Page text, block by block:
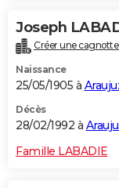
Joseph
Créer une
Naissance
25/05/1905 à
Décès
28/02/1992 à
Famille LABADIE